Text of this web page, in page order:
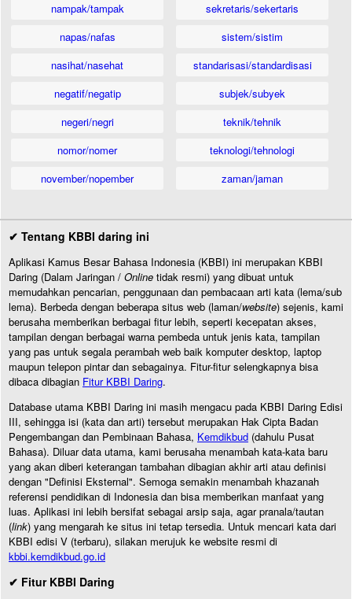
nampak/tampak
napas/nafas
nasihat/nasehat
negatif/negatip
negeri/negri
nomor/nomer
november/nopember
sekretaris/sekertaris
sistem/sistim
standarisasi/standardisasi
subjek/subyek
teknik/tehnik
teknologi/tehnologi
zaman/jaman
✔ Tentang KBBI daring ini
Aplikasi Kamus Besar Bahasa Indonesia (KBBI) ini merupakan KBBI
Daring (Dalam Jaringan / Online tidak resmi) yang dibuat untuk
memudahkan pencarian, penggunaan dan pembacaan arti kata (lema/sub
lema). Berbeda dengan beberapa situs web (laman/website) sejenis, kami
berusaha memberikan berbagai fitur lebih, seperti kecepatan akses,
tampilan dengan berbagai warna pembeda untuk jenis kata, tampilan
yang pas untuk segala perambah web baik komputer desktop, laptop
maupun telepon pintar dan sebagainya. Fitur-fitur selengkapnya bisa
dibaca dibagian Fitur KBBI Daring.
Database utama KBBI Daring ini masih mengacu pada KBBI Daring Edisi
III, sehingga isi (kata dan arti) tersebut merupakan Hak Cipta Badan
Pengembangan dan Pembinaan Bahasa, Kemdikbud (dahulu Pusat
Bahasa). Diluar data utama, kami berusaha menambah kata-kata baru
yang akan diberi keterangan tambahan dibagian akhir arti atau definisi
dengan "Definisi Eksternal". Semoga semakin menambah khazanah
referensi pendidikan di Indonesia dan bisa memberikan manfaat yang
luas. Aplikasi ini lebih bersifat sebagai arsip saja, agar pranala/tautan
(link) yang mengarah ke situs ini tetap tersedia. Untuk mencari kata dari
KBBI edisi V (terbaru), silakan merujuk ke website resmi di
kbbi.kemdikbud.go.id
✔ Fitur KBBI Daring